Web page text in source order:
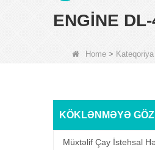
ENGINE
Home > Kateqoriya
KÖKLƏNMƏYƏ GÖZ
Müxtəlif Çay İstehsal